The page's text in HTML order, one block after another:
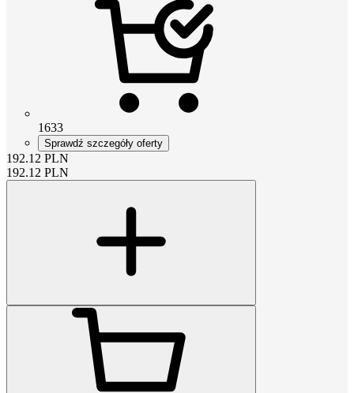
1633
Sprawdź szczegóły oferty
192.12 PLN
192.12 PLN